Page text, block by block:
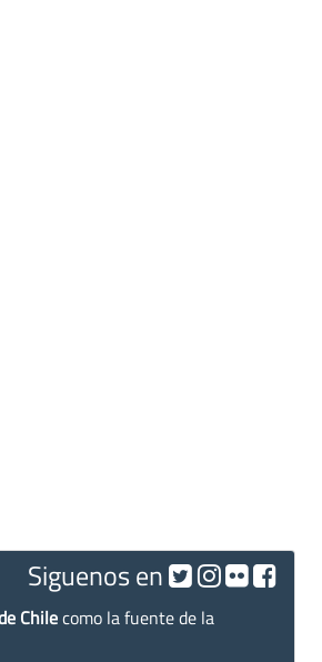
Siguenos en
Chilecomo la fuente de la